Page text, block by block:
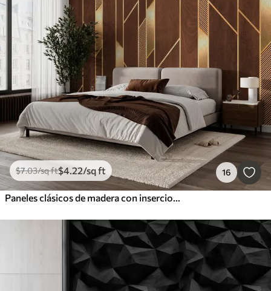
$7.03/sq ft$4.22/sq ft 16
Paneles clásicos de madera con inserciones decorativas metálicas